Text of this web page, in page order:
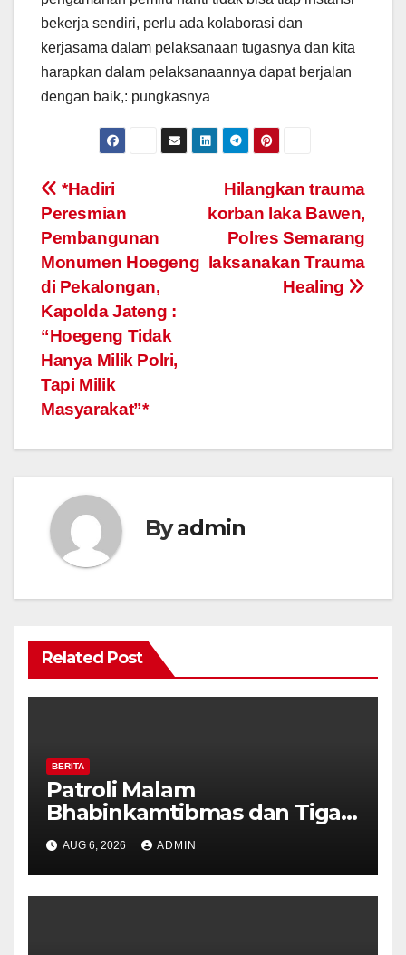
bekerja sendiri, perlu ada kolaborasi dan
kerjasama dalam pelaksanaan tugasnya dan kita
harapkan dalam pelaksanaannya dapat berjalan
dengan baik,: pungkasnya
Post
navigation
Hilangkan trauma
korban laka Bawen,
Polres Semarang
laksanakan Trauma
Healing
*Hadiri
Peresmian
Pembangunan
Monumen Hoegeng
di Pekalongan,
Kapolda Jateng :
“Hoegeng Tidak
Hanya Milik Polri,
Tapi Milik
Masyarakat”*
Byadmin
Related Post
BERITA
Patroli Malam
Bhabinkamtibmas dan Tiga
Pilar Kelurahan Ungaran
Perkuat Kamtibmas, Warga
Diajak Aktifkan Ronda
AUG 6, 2026 ADMIN